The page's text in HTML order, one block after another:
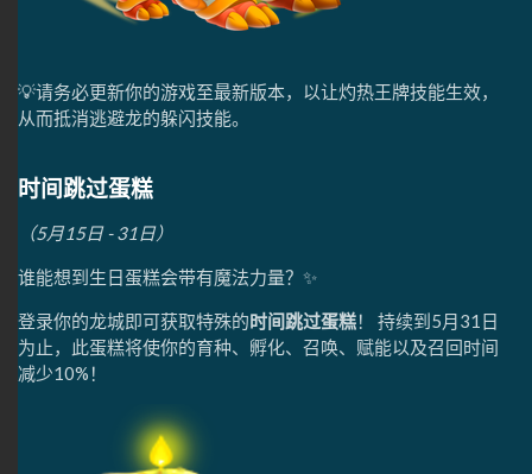
💡请务必更新你的游戏至最新版本，以让灼热王牌技能生效，
从而抵消逃避龙的躲闪技能。
时间跳过蛋糕
（5月15日 - 31日）
谁能想到生日蛋糕会带有魔法力量？✨
登录你的龙城即可获取特殊的时间跳过蛋糕！ 持续到5月31日
为止，此蛋糕将使你的育种、孵化、召唤、赋能以及召回时间
减少10%！